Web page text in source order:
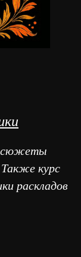
сюжеты
курс
раскладов